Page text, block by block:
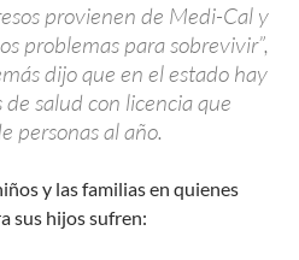
provienen de Medi-Cal y
problemas para sobrevivir”,
dijo que en el estado hay
salud con licencia que
personas al año.
y las familias en quienes
sus hijos sufren: